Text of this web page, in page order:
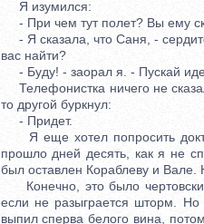
Я изумился:
- При чем тут полет? Вы ему
- Я сказала, что Саня, -
вас найти?
- Буду! - заорал я. - Пускай
Телефонистка ничего не
то другой буркнул:
- Придет.
Я еще хотел попросить
прошло дней десять, как я не
был оставлен Кораблеву и
Конечно, это было чертовски
если не разыграется шторм. Но
выпил сперва белого вина,